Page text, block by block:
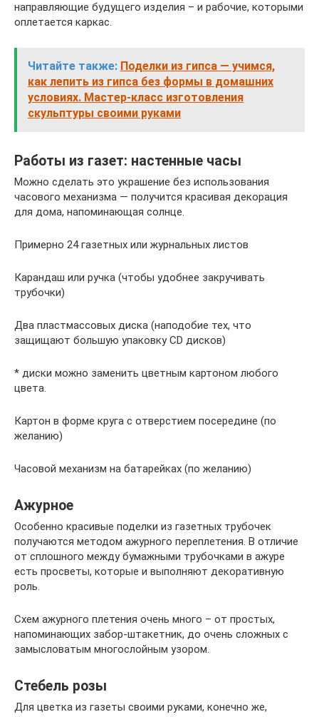
направляющие будущего изделия – и рабочие, которыми
оплетается каркас.
Читайте также: Поделки из гипса — учимся,
как лепить из гипса без формы в домашних
условиях. Мастер-класс изготовления
скульптуры своими руками
Работы из газет: настенные часы
Можно сделать это украшение без использования
часового механизма — получится красивая декорация
для дома, напоминающая солнце.
Примерно 24 газетных или журнальных листов
Карандаш или ручка (чтобы удобнее закручивать
трубочки)
Два пластмассовых диска (наподобие тех, что
защищают большую упаковку CD дисков)
* диски можно заменить цветным картоном любого
цвета.
Картон в форме круга с отверстием посередине (по
желанию)
Часовой механизм на батарейках (по желанию)
Ажурное
Особенно красивые поделки из газетных трубочек
получаются методом ажурного переплетения. В отличие
от сплошного между бумажными трубочками в ажуре
есть просветы, которые и выполняют декоративную
роль.
Схем ажурного плетения очень много – от простых,
напоминающих забор-штакетник, до очень сложных с
замысловатым многослойным узором.
Стебель розы
Для цветка из газеты своими руками, конечно же,